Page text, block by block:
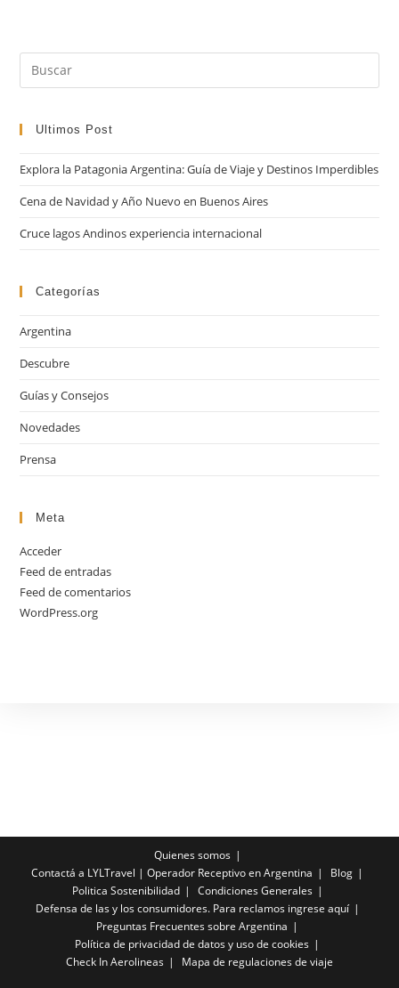
Ultimos Post
Explora la Patagonia Argentina: Guía de Viaje y Destinos Imperdibles
Cena de Navidad y Año Nuevo en Buenos Aires
Cruce lagos Andinos experiencia internacional
Categorías
Argentina
Descubre
Guías y Consejos
Novedades
Prensa
Meta
Acceder
Feed de entradas
Feed de comentarios
WordPress.org
Quienes somos
Contactá a LYLTravel | Operador Receptivo en Argentina
Blog
Politica Sostenibilidad
Condiciones Generales
Defensa de las y los consumidores. Para reclamos ingrese aquí
Preguntas Frecuentes sobre Argentina
Política de privacidad de datos y uso de cookies
Check In Aerolineas
Mapa de regulaciones de viaje